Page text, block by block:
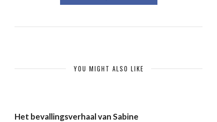
YOU MIGHT ALSO LIKE
Het bevallingsverhaal van Sabine